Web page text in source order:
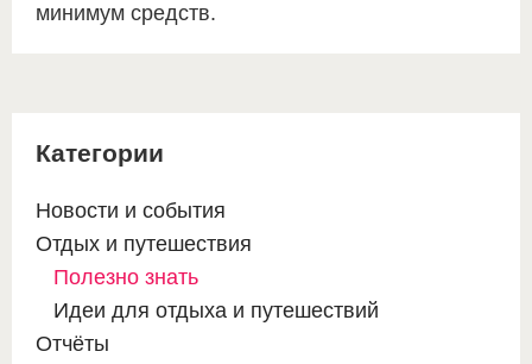
минимум средств.
Категории
Новости и события
Отдых и путешествия
Полезно знать
Идеи для отдыха и путешествий
Отчёты